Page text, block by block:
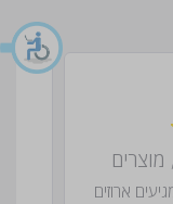
ארוזים